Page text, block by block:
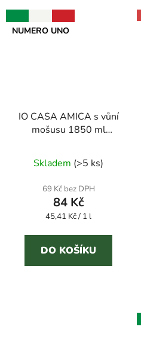
NUMERO UNO
IO CASA AMICA s vůní
mošusu 1850 ml
hodnocení
produktu
je
5,0
z
5
hvězdiček.
Skladem (>5 ks)
69 Kč bez DPH
84 Kč
Měrná
45,41 Kč / 1 l
DO KOŠÍKU